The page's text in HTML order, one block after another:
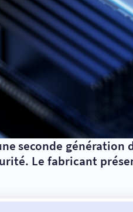
seconde génération
Le fabricant